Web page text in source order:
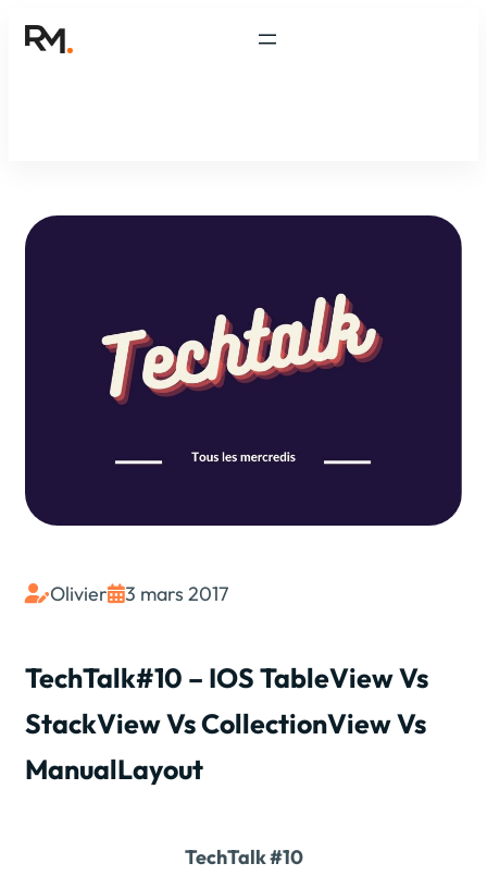
Olivier3 mars 2017
TechTalk#10 – IOS TableView Vs
StackView Vs CollectionView Vs
ManualLayout
TechTalk #10